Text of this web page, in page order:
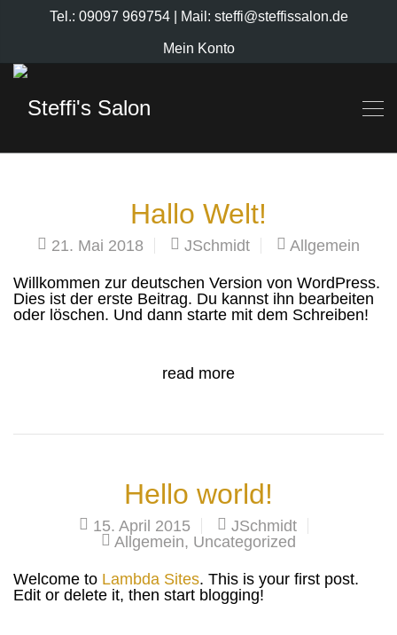
Tel.: 09097 969754| Mail: steffi@steffissalon.de
Mein Konto
Hallo Welt!
21. Mai 2018 JSchmidt Allgemein
Willkommen zur deutschen Version von WordPress.
Dies ist der erste Beitrag. Du kannst ihn bearbeiten
oder löschen. Und dann starte mit dem Schreiben!
read more
Hello world!
15. April 2015
JSchmidt
Allgemein, Uncategorized
Welcome to Lambda Sites. This is your first post.
Edit or delete it, then start blogging!